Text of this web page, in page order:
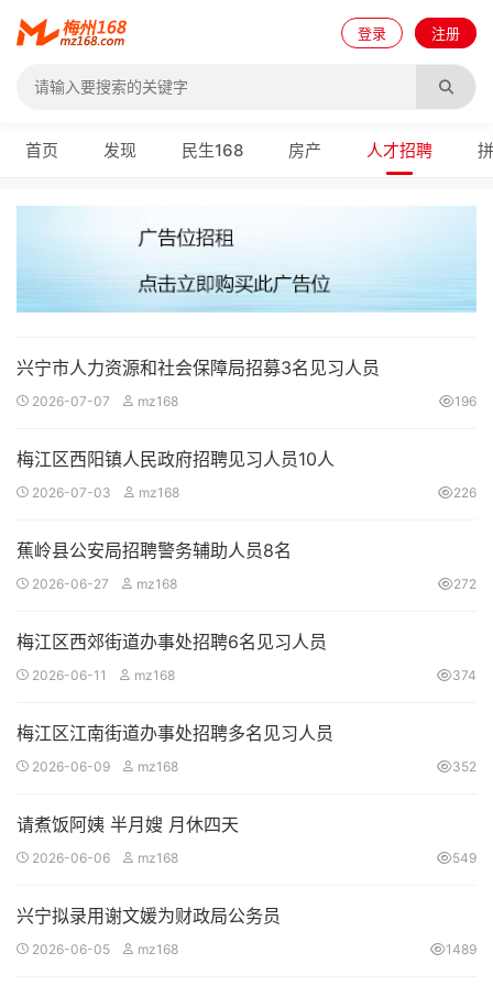
登录 注册
首页 发现 民生168 房产 人才招聘
兴宁市人力资源和社会保障局招募3名见习人员
2026-07-07 mz168 196
梅江区西阳镇人民政府招聘见习人员10人
2026-07-03 mz168 226
蕉岭县公安局招聘警务辅助人员8名
2026-06-27 mz168 272
梅江区西郊街道办事处招聘6名见习人员
2026-06-11 mz168 374
梅江区江南街道办事处招聘多名见习人员
2026-06-09 mz168 352
请煮饭阿姨 半月嫂 月休四天
2026-06-06 mz168 549
兴宁拟录用谢文媛为财政局公务员
2026-06-05 mz168 1489